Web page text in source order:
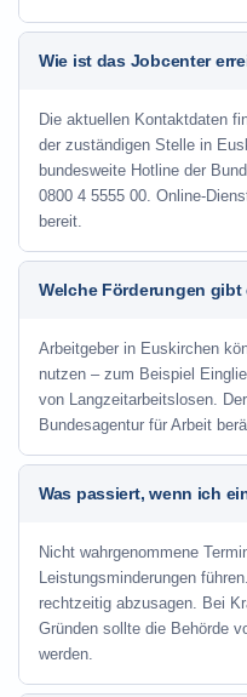
Wie ist das Jobcenter
Die aktuellen Kontaktdaten
der zuständigen Stelle in
bundesweite Hotline der
0800 4 5555 00. Online-
bereit.
Welche Förderungen gibt
Arbeitgeber in Euskirchen
nutzen – zum Beispiel
von Langzeitarbeitslosen.
Bundesagentur für Arbeit
Was passiert, wenn ich
Nicht wahrgenommene
Leistungsminderungen
rechtzeitig abzusagen. Bei
Gründen sollte die Behörde
werden.